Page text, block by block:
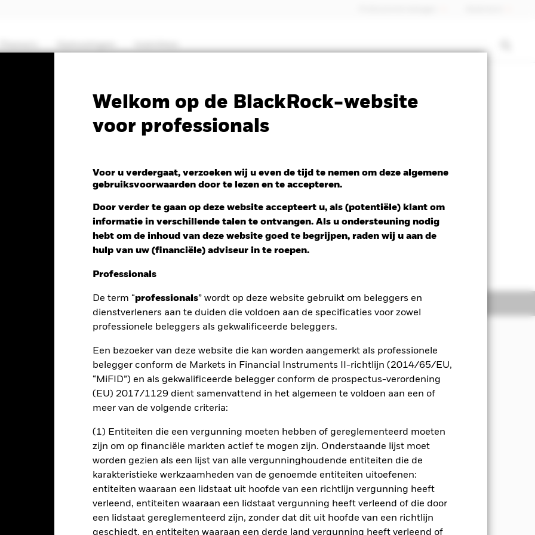
Welkom op de BlackRock-website
voor professionals
Voor u verdergaat, verzoeken wij u even de tijd te nemen om deze algemene
gebruiksvoorwaarden door te lezen en te accepteren.
Door verder te gaan op deze website accepteert u, als (potentiële) klant om
informatie in verschillende talen te ontvangen. Als u ondersteuning nodig
hebt om de inhoud van deze website goed te begrijpen, raden wij u aan de
hulp van uw (financiële) adviseur in te roepen.
Professionals
De term “professionals” wordt op deze website gebruikt om beleggers en
dienstverleners aan te duiden die voldoen aan de specificaties voor zowel
professionele beleggers als gekwalificeerde beleggers.
Een bezoeker van deze website die kan worden aangemerkt als professionele
belegger conform de Markets in Financial Instruments II-richtlijn (2014/65/EU,
“MiFID”) en als gekwalificeerde belegger conform de prospectus-verordening
(EU) 2017/1129 dient samenvattend in het algemeen te voldoen aan een of
meer van de volgende criteria:
(1) Entiteiten die een vergunning moeten hebben of gereglementeerd moeten
zijn om op financiële markten actief te mogen zijn. Onderstaande lijst moet
worden gezien als een lijst van alle vergunninghoudende entiteiten die de
karakteristieke werkzaamheden van de genoemde entiteiten uitoefenen:
entiteiten waaraan een lidstaat uit hoofde van een richtlijn vergunning heeft
verleend, entiteiten waaraan een lidstaat vergunning heeft verleend of die door
een lidstaat gereglementeerd zijn, zonder dat dit uit hoofde van een richtlijn
geschiedt, en entiteiten waaraan een derde land vergunning heeft verleend of
PRIIP KID Prospectus SFDR Web Disclosure Download
Global Corporate
NAV 1 dag per 05/aug/2026
0,12 (0,11%)
Morningstar Rating
Kerngegevens Managers Posities Documenten
op uw belegging door een combinatie van kapitaalgroei en inkomsten uit de activa van het Fonds
beleggen in vastrentende ('VR'-) effecten (zoals obligaties) van beleggingskwaliteit (d.w.z. voldoen aan
uitgegeven door bedrijfsemittenten in ontwikkelde markten en instrumenten gerelateerd aan
financiële instrumenten ('FDI's') (d.w.z. beleggingen waarvan de koersen zijn gebaseerd op een of
die een wisselende mate van markthefboomwerking genereren (d.w.z. waarbij het
beleggen in opkomende markten. Het Fonds kan ook beleggen in VR-effecten uitgegeven door
instellingen en/of VR-effecten van beleggingskwaliteit of onder beleggingskwaliteit,
VR-effecten, geldmarktinstrumenten (d.w.z. schuldeffecten met korte looptijden), deposito's en cash.
de beleggingsdoelstelling van het Fonds, zal de Beleggingsbeheerder (BB) gebruikmaken van een
aan VR-effecten die worden geacht het grootste risico te lopen op een sterke koersdaling, tot een